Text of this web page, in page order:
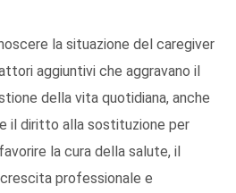
la situazione del caregiver
aggiuntivi che aggravano il
della vita quotidiana, anche
il diritto alla sostituzione per
la cura della salute, il
professionale e